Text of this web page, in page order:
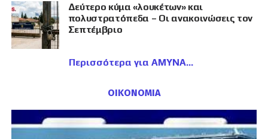
Δεύτερο κύμα «λουκέτων» και
πολυστρατόπεδα – Οι ανακοινώσεις τον
Σεπτέμβριο
Περισσότερα για ΑΜΥΝΑ
ΟΙΚΟΝΟΜΙΑ